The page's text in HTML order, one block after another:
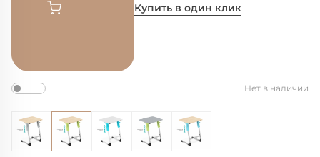
Купить в один клик
Нет в наличии